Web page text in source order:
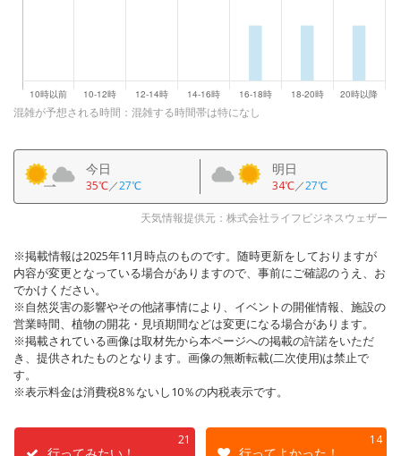
混雑が予想される時間：混雑する時間帯は特になし
今日
35℃／27℃
明日
34℃／27℃
天気情報提供元：株式会社ライフビジネスウェザー
※掲載情報は2025年11月時点のものです。随時更新をしておりますが
内容が変更となっている場合がありますので、事前にご確認のうえ、お
でかけください。
※自然災害の影響やその他諸事情により、イベントの開催情報、施設の
営業時間、植物の開花・見頃期間などは変更になる場合があります。
※掲載されている画像は取材先から本ページへの掲載の許諾をいただ
き、提供されたものとなります。画像の無断転載(二次使用)は禁止で
す。
※表示料金は消費税8％ないし10％の内税表示です。
21 14